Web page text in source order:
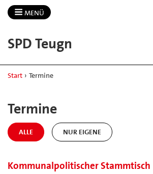
MENÜ
SPD Teugn
Start › Termine
Termine
ALLE NUR EIGENE
Kommunalpolitischer Stammtisch